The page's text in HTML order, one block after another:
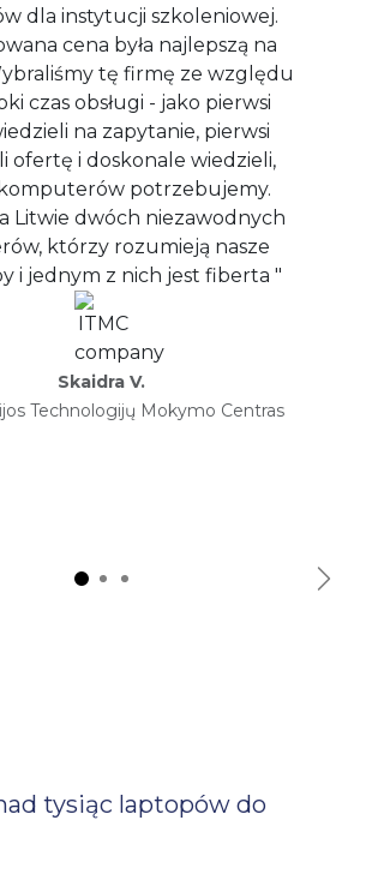
dla instytucji szkoleniowej.
cena była najlepszą na
tę firmę ze względu
czas obsługi - jako pierwsi
na zapytanie, pierwsi
ofertę i doskonale wiedzieli,
potrzebujemy.
Litwie dwóch niezawodnych
którzy rozumieją nasze
i jednym z nich jest fiberta "
Skaidra V.
Technologijų Mokymo Centras​
Dalej
tysiąc laptopów do